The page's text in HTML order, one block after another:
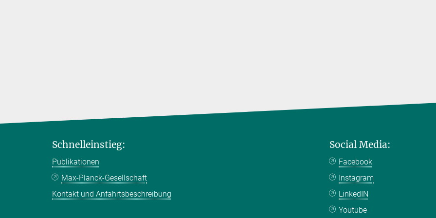
Schnelleinstieg:
Publikationen
Max-Planck-Gesellschaft
Kontakt und Anfahrtsbeschreibung
Social Media:
Facebook
Instagram
LinkedIN
Youtube